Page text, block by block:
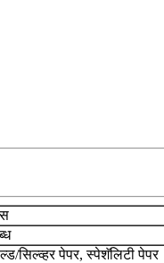
सिल्व्हर पेपर, स्पेशॅलिटी पेपर